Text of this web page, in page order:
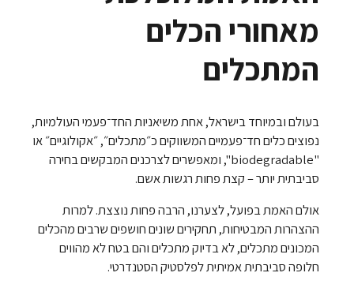
מאחורי הכלים
המתכלים
בעולם ובמיוחד בישראל, אחת משיאניות החד־פעמי העולמיות,
נפוצים כלים חד־פעמיים המשווקים כ״מתכלים״, ״אקולוגיים״ או
"biodegradable", ומאפשרים לצרכנים המבקשים בחירה
סביבתית יותר – קצת פחות רגשות אשם.
אולם האמת בפועל, לצערנו, הרבה פחות נוצצת. למרות
ההצהרות המבטיחות, תחקירים שונים חושפים שרבים מהכלים
המכונים מתכלים, לא בדיוק מתכלים והם בטח לא מהווים
חלופה סביבתית אמיתית לפלסטיק הסטנדרטי.